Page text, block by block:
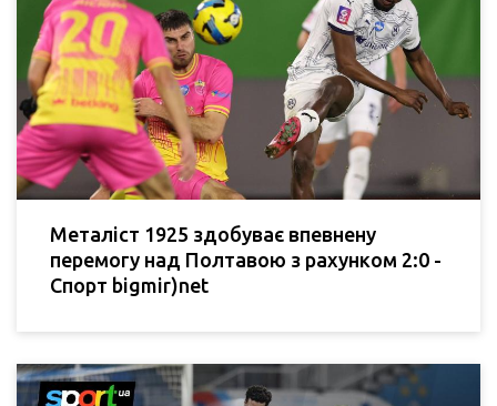
Металіст 1925 здобуває впевнену
перемогу над Полтавою з рахунком 2:0 -
Спорт bigmir)net